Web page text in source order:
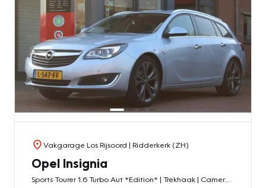
Vakgarage Los Rijsoord | Ridderkerk (ZH)
Opel Insignia
Sports Tourer 1.6 Turbo Aut *Edition* | Trekhaak | Camera | Stoelverwarming | Cruise & Climate Control | Carplay |